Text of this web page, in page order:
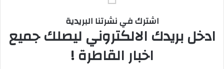
اشترك في نشرتنا البريدية
ادخل بريدك الالكتروني ليصلك جميع
اخبار القاطرة !